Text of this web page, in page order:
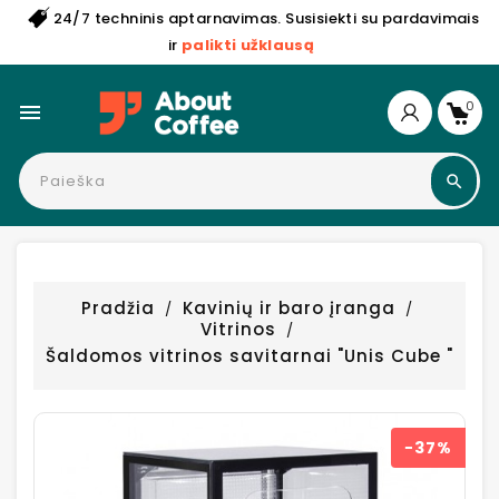
24/7 techninis aptarnavimas. Susisiekti su pardavimais
ir palikti užklausą
 0
Pradžia
Kavinių ir baro įranga
Vitrinos
Šaldomos vitrinos savitarnai "Unis Cube "
−37%